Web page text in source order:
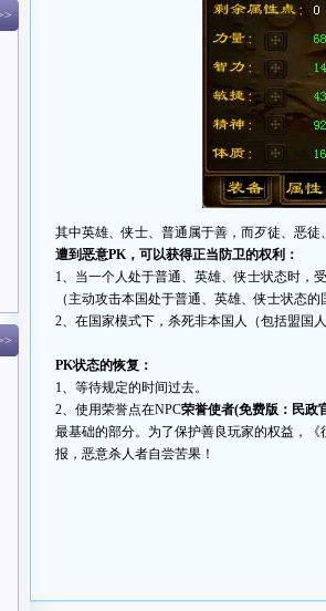
其中英雄、侠士、普通属于善，而歹徒、恶徒
遭到恶意PK，可以获得正当防卫的权利：
1、当一个人处于普通、英雄、侠士状态时，
（主动攻击本国处于普通、英雄、侠士状态
2、在国家模式下，杀死非本国人（包括盟国
PK状态的恢复：
1、等待规定的时间过去。
2、使用荣誉点在NPC荣誉使者(免费版：民政
最基础的部分。为了保护善良玩家的权益，
报，恶意杀人者自尝苦果！